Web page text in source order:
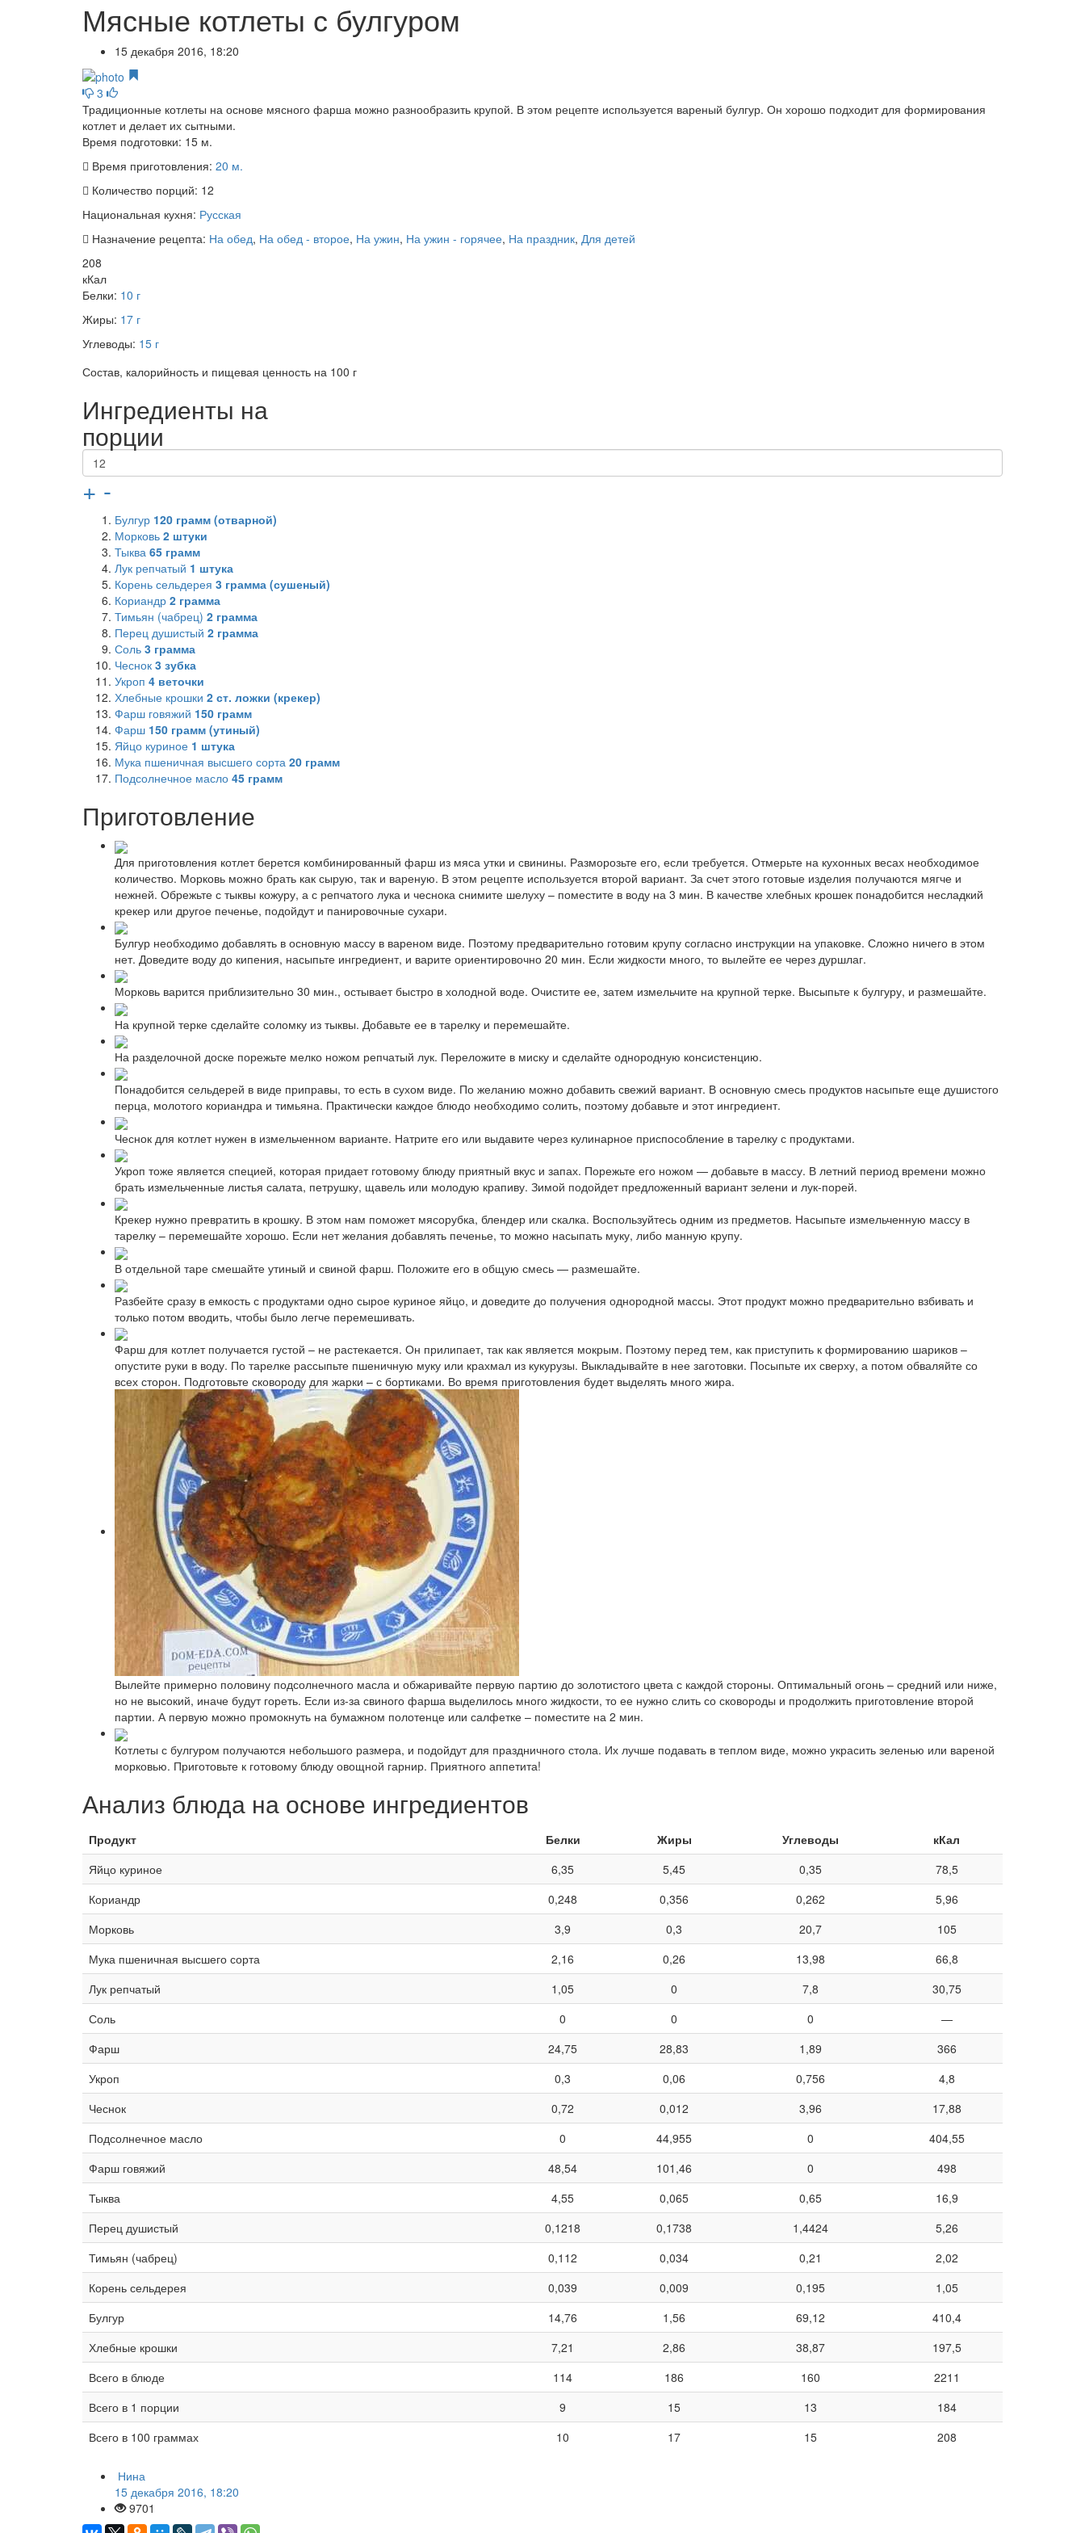
Мясные котлеты с булгуром
15 декабря 2016, 18:20
3
Традиционные котлеты на основе мясного фарша можно разнообразить крупой. В этом рецепте используется вареный булгур. Он хорошо подходит для формирования
котлет и делает их сытными.
Время подготовки: 15 м.
Время приготовления: 20 м.
Количество порций: 12
Национальная кухня: Русская
Назначение рецепта: На обед, На обед - второе, На ужин, На ужин - горячее, На праздник, Для детей
208
кКал
Белки: 10 г
Жиры: 17 г
Углеводы: 15 г
Состав, калорийность и пищевая ценность на 100 г
Ингредиенты на
порции
+ -
Булгур 120 грамм (отварной)
Морковь 2 штуки
Тыква 65 грамм
Лук репчатый 1 штука
Корень сельдерея 3 грамма (сушеный)
Кориандр 2 грамма
Тимьян (чабрец) 2 грамма
Перец душистый 2 грамма
Соль 3 грамма
Чеснок 3 зубка
Укроп 4 веточки
Хлебные крошки 2 ст. ложки (крекер)
Фарш говяжий 150 грамм
Фарш 150 грамм (утиный)
Яйцо куриное 1 штука
Мука пшеничная высшего сорта 20 грамм
Подсолнечное масло 45 грамм
Приготовление
Для приготовления котлет берется комбинированный фарш из мяса утки и свинины. Разморозьте его, если требуется. Отмерьте на кухонных весах необходимое
количество. Морковь можно брать как сырую, так и вареную. В этом рецепте используется второй вариант. За счет этого готовые изделия получаются мягче и
нежней. Обрежьте с тыквы кожуру, а с репчатого лука и чеснока снимите шелуху – поместите в воду на 3 мин. В качестве хлебных крошек понадобится несладкий
крекер или другое печенье, подойдут и панировочные сухари.
Булгур необходимо добавлять в основную массу в вареном виде. Поэтому предварительно готовим крупу согласно инструкции на упаковке. Сложно ничего в этом
нет. Доведите воду до кипения, насыпьте ингредиент, и варите ориентировочно 20 мин. Если жидкости много, то вылейте ее через дуршлаг.
Морковь варится приблизительно 30 мин., остывает быстро в холодной воде. Очистите ее, затем измельчите на крупной терке. Высыпьте к булгуру, и размешайте.
На крупной терке сделайте соломку из тыквы. Добавьте ее в тарелку и перемешайте.
На разделочной доске порежьте мелко ножом репчатый лук. Переложите в миску и сделайте однородную консистенцию.
Понадобится сельдерей в виде приправы, то есть в сухом виде. По желанию можно добавить свежий вариант. В основную смесь продуктов насыпьте еще душистого
перца, молотого кориандра и тимьяна. Практически каждое блюдо необходимо солить, поэтому добавьте и этот ингредиент.
Чеснок для котлет нужен в измельченном варианте. Натрите его или выдавите через кулинарное приспособление в тарелку с продуктами.
Укроп тоже является специей, которая придает готовому блюду приятный вкус и запах. Порежьте его ножом — добавьте в массу. В летний период времени можно
брать измельченные листья салата, петрушку, щавель или молодую крапиву. Зимой подойдет предложенный вариант зелени и лук-порей.
Крекер нужно превратить в крошку. В этом нам поможет мясорубка, блендер или скалка. Воспользуйтесь одним из предметов. Насыпьте измельченную массу в
тарелку – перемешайте хорошо. Если нет желания добавлять печенье, то можно насыпать муку, либо манную крупу.
В отдельной таре смешайте утиный и свиной фарш. Положите его в общую смесь — размешайте.
Разбейте сразу в емкость с продуктами одно сырое куриное яйцо, и доведите до получения однородной массы. Этот продукт можно предварительно взбивать и
только потом вводить, чтобы было легче перемешивать.
Фарш для котлет получается густой – не растекается. Он прилипает, так как является мокрым. Поэтому перед тем, как приступить к формированию шариков –
опустите руки в воду. По тарелке рассыпьте пшеничную муку или крахмал из кукурузы. Выкладывайте в нее заготовки. Посыпьте их сверху, а потом обваляйте со
всех сторон. Подготовьте сковороду для жарки – с бортиками. Во время приготовления будет выделять много жира.
Вылейте примерно половину подсолнечного масла и обжаривайте первую партию до золотистого цвета с каждой стороны. Оптимальный огонь – средний или ниже,
но не высокий, иначе будут гореть. Если из-за свиного фарша выделилось много жидкости, то ее нужно слить со сковороды и продолжить приготовление второй
партии. А первую можно промокнуть на бумажном полотенце или салфетке – поместите на 2 мин.
Котлеты с булгуром получаются небольшого размера, и подойдут для праздничного стола. Их лучше подавать в теплом виде, можно украсить зеленью или вареной
морковью. Приготовьте к готовому блюду овощной гарнир. Приятного аппетита!
Анализ блюда на основе ингредиентов
Продукт Белки Жиры Углеводы
кКал
Яйцо куриное
6,35 5,45 0,35
78,5
Кориандр
0,248 0,356 0,262
5,96
Морковь
3,9 0,3 20,7
105
Мука пшеничная высшего сорта
2,16 0,26 13,98
66,8
Лук репчатый
1,05 0 7,8
30,75
Соль
0 0 0
—
Фарш
24,75 28,83 1,89
366
Укроп
0,3 0,06 0,756
4,8
Чеснок
0,72 0,012 3,96
17,88
Подсолнечное масло
0 44,955 0
404,55
Фарш говяжий
48,54 101,46 0
498
Тыква
4,55 0,065 0,65
16,9
Перец душистый
0,1218 0,1738 1,4424
5,26
Тимьян (чабрец)
0,112 0,034 0,21
2,02
Корень сельдерея
0,039 0,009 0,195
1,05
Булгур
14,76 1,56 69,12
410,4
Хлебные крошки
7,21 2,86 38,87
197,5
Всего в блюде
114 186 160
2211
Всего в 1 порции
9 15 13
184
Всего в 100 граммах
10 17 15 208
Нина
15 декабря 2016, 18:20
9701